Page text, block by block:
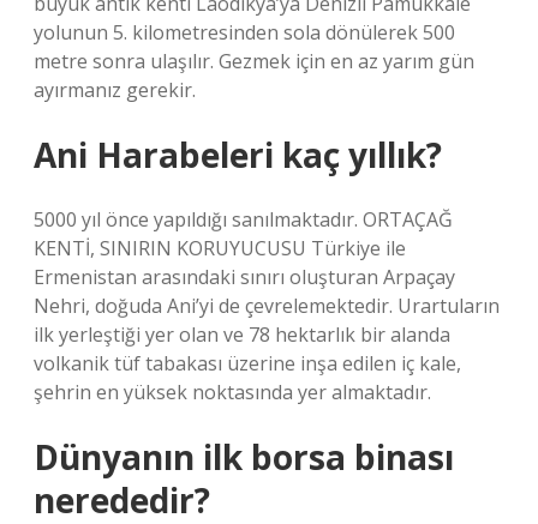
yolunun 5. kilometresinden sola dönülerek 500
metre sonra ulaşılır. Gezmek için en az yarım gün
ayırmanız gerekir.
Ani Harabeleri kaç yıllık?
5000 yıl önce yapıldığı sanılmaktadır. ORTAÇAĞ
KENTİ, SINIRIN KORUYUCUSU Türkiye ile
Ermenistan arasındaki sınırı oluşturan Arpaçay
Nehri, doğuda Ani’yi de çevrelemektedir. Urartuların
ilk yerleştiği yer olan ve 78 hektarlık bir alanda
volkanik tüf tabakası üzerine inşa edilen iç kale,
şehrin en yüksek noktasında yer almaktadır.
Dünyanın ilk borsa binası
nerededir?